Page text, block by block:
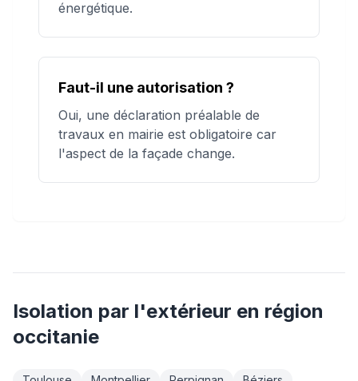
énergétique.
Faut-il une autorisation ?
Oui, une déclaration préalable de
travaux en mairie est obligatoire car
l'aspect de la façade change.
Isolation par l'extérieur en région
occitanie